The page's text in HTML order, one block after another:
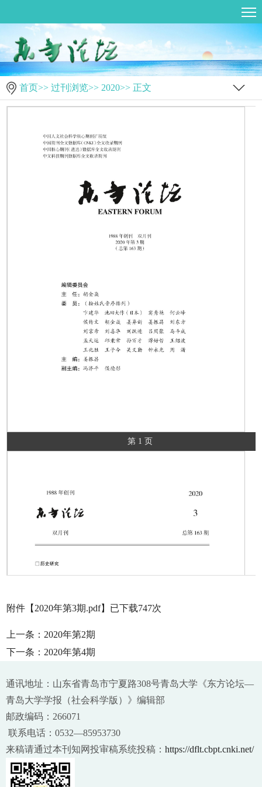
首页>> 过刊浏览>> 2020>> 正文
第 1 页
附件【 2020年第3期.pdf】已下载747次
上一条： 2020年第2期
下一条： 2020年第4期
通讯地址：山东省青岛市宁夏路308号青岛大学《东方论坛—
青岛大学学报（社会科学版）》编辑部
邮政编码：266071
联系电话：0532—85953730
来稿请通过本刊知网投审稿系统投稿： https://dflt.cbpt.cnki.net/